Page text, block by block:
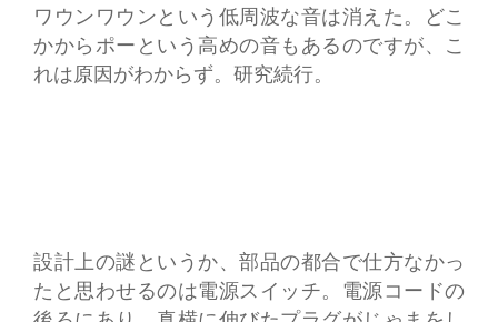
ワウンワウンという低周波な音は消えた。どこ
かからポーという高めの音もあるのですが、こ
れは原因がわからず。研究続行。
設計上の謎というか、部品の都合で仕方なかっ
たと思わせるのは電源スイッチ。電源コードの